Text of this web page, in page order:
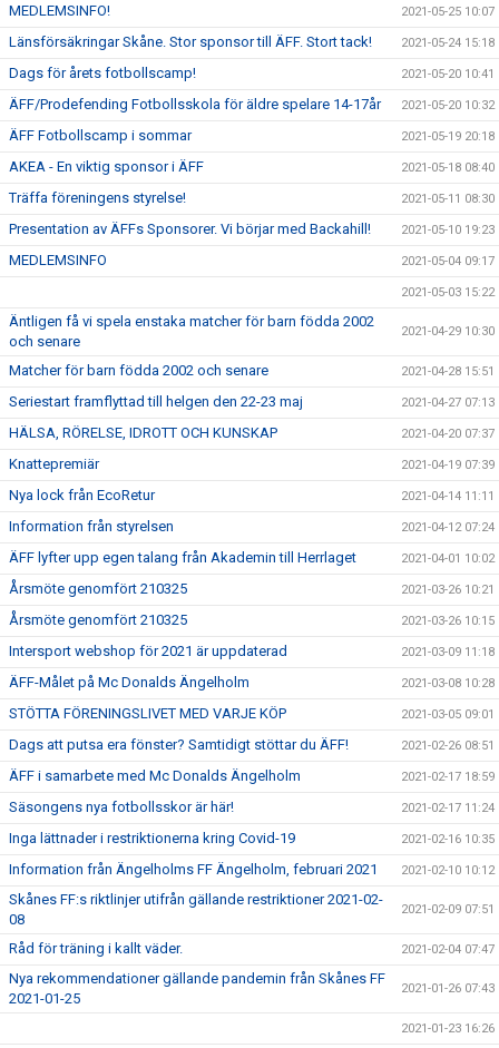
MEDLEMSINFO! 2021-05-25 10:07
Länsförsäkringar Skåne. Stor sponsor till ÄFF. Stort tack! 2021-05-24 15:18
Dags för årets fotbollscamp! 2021-05-20 10:41
ÄFF/Prodefending Fotbollsskola för äldre spelare 14-17år 2021-05-20 10:32
ÄFF Fotbollscamp i sommar 2021-05-19 20:18
AKEA - En viktig sponsor i ÄFF 2021-05-18 08:40
Träffa föreningens styrelse! 2021-05-11 08:30
Presentation av ÄFFs Sponsorer. Vi börjar med Backahill! 2021-05-10 19:23
MEDLEMSINFO 2021-05-04 09:17
2021-05-03 15:22
Äntligen få vi spela enstaka matcher för barn födda 2002
och senare
2021-04-29 10:30
Matcher för barn födda 2002 och senare 2021-04-28 15:51
Seriestart framflyttad till helgen den 22-23 maj 2021-04-27 07:13
HÄLSA, RÖRELSE, IDROTT OCH KUNSKAP 2021-04-20 07:37
Knattepremiär 2021-04-19 07:39
Nya lock från EcoRetur 2021-04-14 11:11
Information från styrelsen 2021-04-12 07:24
ÄFF lyfter upp egen talang från Akademin till Herrlaget 2021-04-01 10:02
Årsmöte genomfört 210325 2021-03-26 10:21
Årsmöte genomfört 210325 2021-03-26 10:15
Intersport webshop för 2021 är uppdaterad 2021-03-09 11:18
ÄFF-Målet på Mc Donalds Ängelholm 2021-03-08 10:28
STÖTTA FÖRENINGSLIVET MED VARJE KÖP 2021-03-05 09:01
Dags att putsa era fönster? Samtidigt stöttar du ÄFF! 2021-02-26 08:51
ÄFF i samarbete med Mc Donalds Ängelholm 2021-02-17 18:59
Säsongens nya fotbollsskor är här! 2021-02-17 11:24
Inga lättnader i restriktionerna kring Covid-19 2021-02-16 10:35
Information från Ängelholms FF Ängelholm, februari 2021 2021-02-10 10:12
Skånes FF:s riktlinjer utifrån gällande restriktioner 2021-02-
08
2021-02-09 07:51
Råd för träning i kallt väder. 2021-02-04 07:47
Nya rekommendationer gällande pandemin från Skånes FF
2021-01-25
2021-01-26 07:43
2021-01-23 16:26